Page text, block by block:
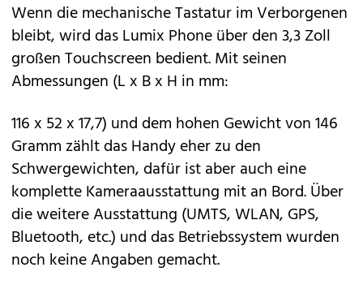
Wenn die mechanische Tastatur im Verborgenen
bleibt, wird das Lumix Phone über den 3,3 Zoll
großen Touchscreen bedient. Mit seinen
Abmessungen (L x B x H in mm:
116 x 52 x 17,7) und dem hohen Gewicht von 146
Gramm zählt das Handy eher zu den
Schwergewichten, dafür ist aber auch eine
komplette Kameraausstattung mit an Bord. Über
die weitere Ausstattung (UMTS, WLAN, GPS,
Bluetooth, etc.) und das Betriebssystem wurden
noch keine Angaben gemacht.